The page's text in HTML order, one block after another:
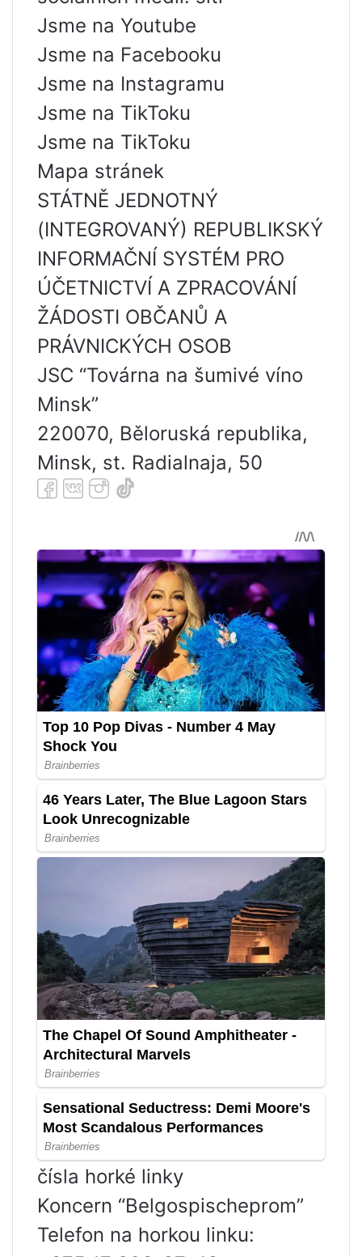
Jsme na Youtube
Jsme na Facebooku
Jsme na Instagramu
Jsme na TikToku
Jsme na TikToku
Mapa stránek
STÁTNĚ JEDNOTNÝ
(INTEGROVANÝ) REPUBLIKSKÝ
INFORMAČNÍ SYSTÉM PRO
ÚČETNICTVÍ A ZPRACOVÁNÍ
ŽÁDOSTI OBČANŮ A
PRÁVNICKÝCH OSOB
JSC “Továrna na šumivé víno
Minsk”
220070, Běloruská republika,
Minsk, st. Radialnaja, 50
čísla horké linky
Koncern “Belgospischeprom”
Telefon na horkou linku: